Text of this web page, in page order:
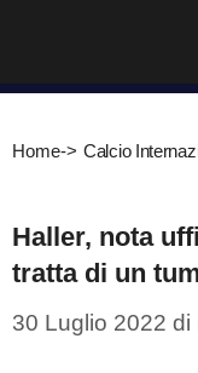
contenuto
Home-> Calcio
Haller, nota
tratta di un
30 Luglio 2022 di